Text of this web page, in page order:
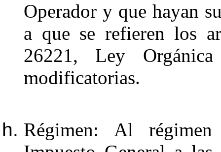
Operador y que hayan
a que se refieren los
26221, Ley
modificatorias.
Régimen: Al